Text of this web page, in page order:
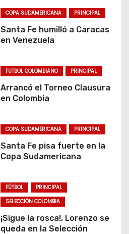
COPA SUDAMERICANA PRINCIPAL
Santa Fe humilló a Caracas
en Venezuela
FUTBOL COLOMBIANO PRINCIPAL
Arrancó el Torneo Clausura
en Colombia
COPA SUDAMERICANA PRINCIPAL
Santa Fe pisa fuerte en la
Copa Sudamericana
FÚTBOL
PRINCIPAL
SELECCIÓN COLOMBIA
¡Sigue la rosca!, Lorenzo se
queda en la Selección